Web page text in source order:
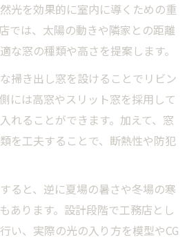
案する省エネと自然光デザイン
を叶える工務店の自然光設計ア
した工務店ならではの省エネ
光活用でデザイン性もアップ
がら快適な工務店の光プランニ
光を効果的に室内に導くための重
では、太陽の動きや隣家との距離
な窓の種類や高さを提案します。
掃き出し窓を設けることでリビン
には高窓やスリット窓を採用して
れることができます。加えて、窓
を工夫することで、断熱性や防犯
ると、逆に夏場の暑さや冬場の寒
あります。設計段階で工務店とし
い、実際の光の入り方を模型やCG